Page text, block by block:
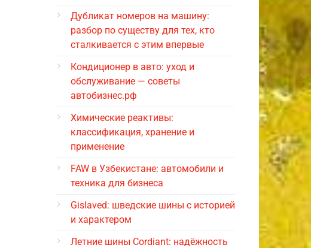
Дубликат номеров на машину:
разбор по существу для тех, кто
сталкивается с этим впервые
Кондиционер в авто: уход и
обслуживание — советы
автобизнес.рф
Химические реактивы:
классификация, хранение и
применение
FAW в Узбекистане: автомобили и
техника для бизнеса
Gislaved: шведские шины с историей
и характером
Летние шины Cordiant: надёжность